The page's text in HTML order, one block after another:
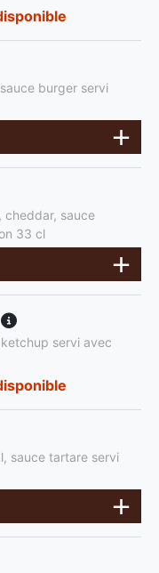
burger servi
cheddar, sauce
33 cl
servi avec
sauce tartare servi